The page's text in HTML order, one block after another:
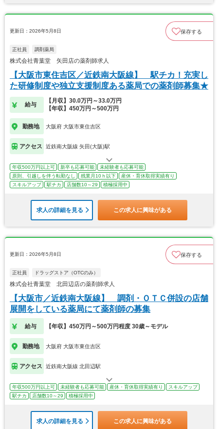
更新日：2026年5月8日 保存する
正社員 調剤薬局
株式会社青葉堂 矢田店の薬剤師求人
【大阪市東住吉区／近鉄南大阪線】 駅チカ！充実し
た研修制度や独立支援制度ある薬局での薬剤師募集★
給与
【月収】30.0万円～33.0万円
【年収】450万円～500万円
勤務地 大阪府 大阪市東住吉区
アクセス 近鉄南大阪線 矢田(大阪)駅
年収500万円以上可 新卒も応募可能
未経験者も応募可能
原則、引越しを伴う転勤なし
残業月10ｈ以下
産休・育休取得実績有り
スキルアップ
駅チカ 店舗数10～29 積極採用中
求人の詳細を見る この求人に興味がある
更新日：2026年5月8日 保存する
正社員 ドラッグストア（OTCのみ）
株式会社青葉堂 北田辺店の薬剤師求人
【大阪市／近鉄南大阪線】 調剤・ＯＴＣ併設の店舗
展開をしている薬局にて薬剤師の募集
給与 【年収】450万円～500万円程度 30歳～モデル
勤務地 大阪府 大阪市東住吉区
アクセス 近鉄南大阪線 北田辺駅
年収500万円以上可 未経験者も応募可能 産休・育休取得実績有り
スキルアップ
駅チカ
店舗数10～29 積極採用中
求人の詳細を見る この求人に興味がある